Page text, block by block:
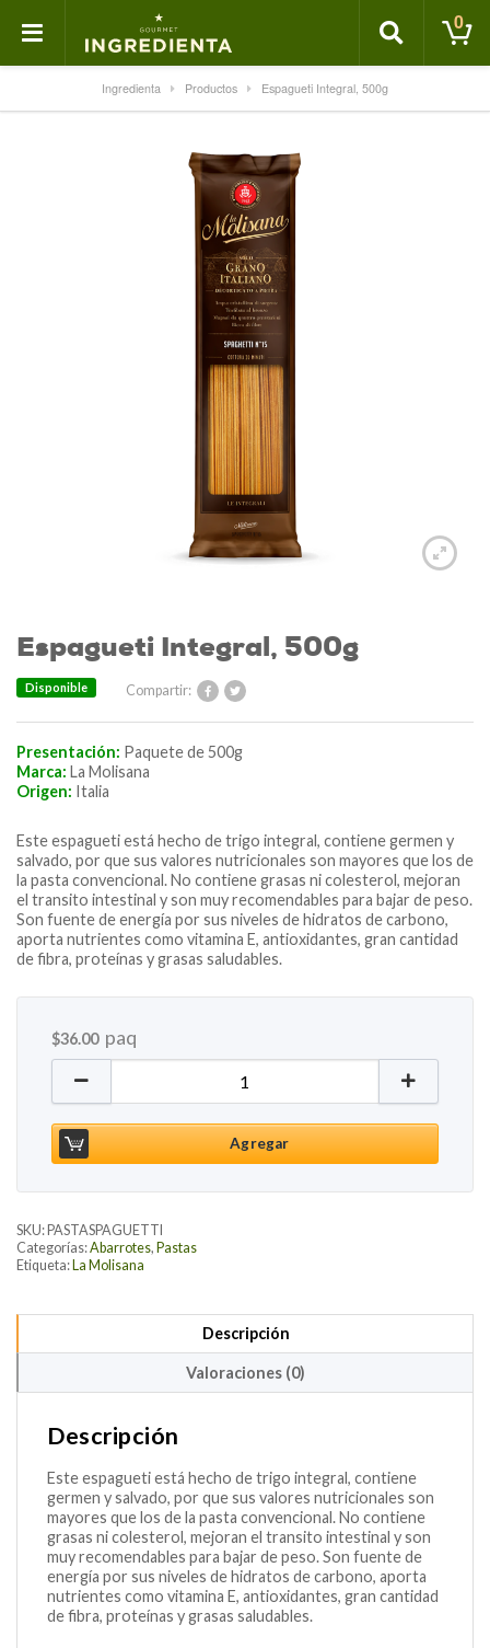
0
Ingredienta Productos Espagueti Integral, 500g
Espagueti Integral, 500g
Compartir:
Disponible
Presentación: Paquete de 500g
Marca: La Molisana
Origen: Italia
Este espagueti está hecho de trigo integral, contiene germen y
salvado, por que sus valores nutricionales son mayores que los de
la pasta convencional. No contiene grasas ni colesterol, mejoran
el transito intestinal y son muy recomendables para bajar de peso.
Son fuente de energía por sus niveles de hidratos de carbono,
aporta nutrientes como vitamina E, antioxidantes, gran cantidad
de fibra, proteínas y grasas saludables.
$36.00 paq
Agregar
SKU: PASTASPAGUETTI
Categorías:Abarrotes, Pastas
Etiqueta: La Molisana
Descripción
Valoraciones (0)
Descripción
Este espagueti está hecho de trigo integral, contiene
germen y salvado, por que sus valores nutricionales son
mayores que los de la pasta convencional. No contiene
grasas ni colesterol, mejoran el transito intestinal y son
muy recomendables para bajar de peso. Son fuente de
energía por sus niveles de hidratos de carbono, aporta
nutrientes como vitamina E, antioxidantes, gran cantidad
de fibra, proteínas y grasas saludables.